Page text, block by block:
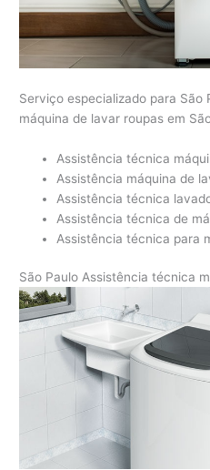
Serviço especializado para São
máquina de lavar roupas em
Assistência técnica
Assistência máquina de
Assistência técnica
Assistência técnica de
Assistência técnica para
São Paulo Assistência técnica